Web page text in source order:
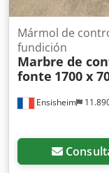
Ensisheim
Mármol de
fundición
Marbre de
fonte 1700 x